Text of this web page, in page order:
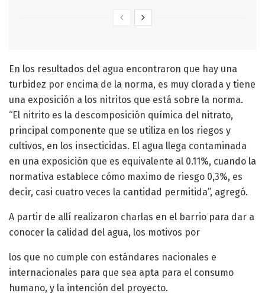
En los resultados del agua encontraron que hay una
turbidez por encima de la norma, es muy clorada y tiene
una exposición a los nitritos que está sobre la norma.
“El nitrito es la descomposición química del nitrato,
principal componente que se utiliza en los riegos y
cultivos, en los insecticidas. El agua llega contaminada
en una exposición que es equivalente al 0.11%, cuando la
normativa establece cómo maximo de riesgo 0,3%, es
decir, casi cuatro veces la cantidad permitida”, agregó.
A partir de allí realizaron charlas en el barrio para dar a
conocer la calidad del agua, los motivos por
los que no cumple con estándares nacionales e
internacionales para que sea apta para el consumo
humano, y la intención del proyecto.